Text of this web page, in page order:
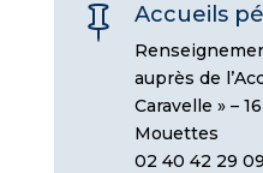
 Accueils
auprès de
Caravelle » –
Mouettes
02 40 42 29 09